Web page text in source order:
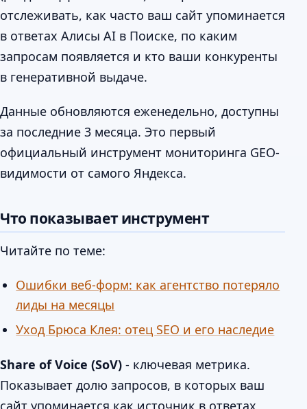
отслеживать, как часто ваш сайт упоминается
в ответах Алисы AI в Поиске, по каким
запросам появляется и кто ваши конкуренты
в генеративной выдаче.
Данные обновляются еженедельно, доступны
за последние 3 месяца. Это первый
официальный инструмент мониторинга GEO-
видимости от самого Яндекса.
Что показывает инструмент
Читайте по теме:
Ошибки веб-форм: как агентство потеряло
лиды на месяцы
Уход Брюса Клея: отец SEO и его наследие
Share of Voice (SoV) - ключевая метрика.
Показывает долю запросов, в которых ваш